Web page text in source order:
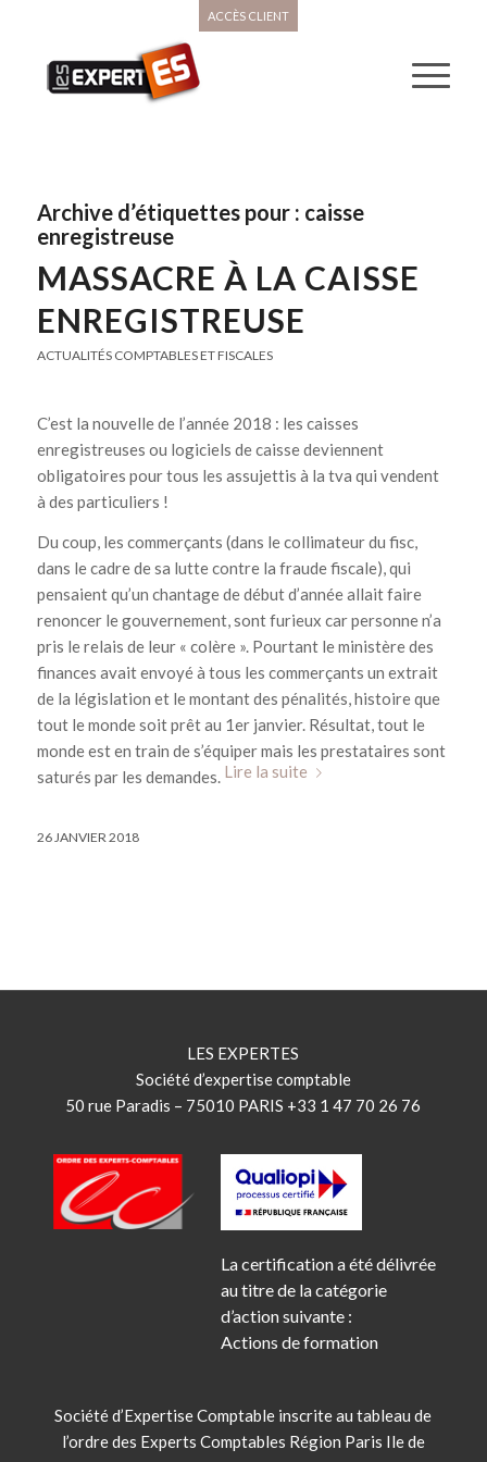
ACCÈS CLIENT
Archive d’étiquettes pour : caisse
enregistreuse
MASSACRE À LA CAISSE
ENREGISTREUSE
ACTUALITÉS COMPTABLES ET FISCALES
C’est la nouvelle de l’année 2018 : les caisses
enregistreuses ou logiciels de caisse deviennent
obligatoires pour tous les assujettis à la tva qui vendent
à des particuliers !
Du coup, les commerçants (dans le collimateur du fisc,
dans le cadre de sa lutte contre la fraude fiscale), qui
pensaient qu’un chantage de début d’année allait faire
renoncer le gouvernement, sont furieux car personne n’a
pris le relais de leur « colère ». Pourtant le ministère des
finances avait envoyé à tous les commerçants un extrait
de la législation et le montant des pénalités, histoire que
tout le monde soit prêt au 1er janvier. Résultat, tout le
monde est en train de s’équiper mais les prestataires sont
saturés par les demandes. Lire la suite
26 JANVIER 2018
LES EXPERTES
Société d’expertise comptable
50 rue Paradis – 75010 PARIS +33 1 47 70 26 76
La certification a été délivrée
au titre de la catégorie
d’action suivante :
Actions de formation
Société d’Expertise Comptable inscrite au tableau de
l’ordre des Experts Comptables Région Paris Ile de